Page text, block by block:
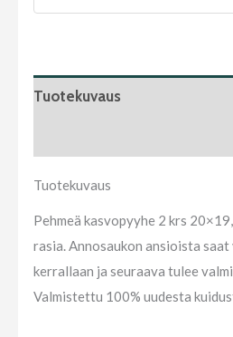
Tuotekuvaus
Tuotekuvaus
Pehmeä kasvopyyhe 2 krs
rasia. Annosaukon ansioista saat
kerrallaan ja seuraava tulee
Valmistettu 100% uudesta